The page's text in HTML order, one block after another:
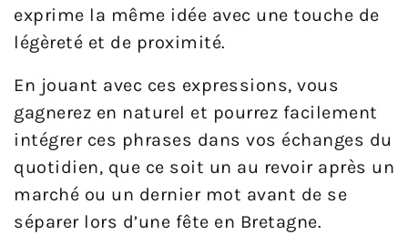
exprime la même idée avec une touche de
légèreté et de proximité.
En jouant avec ces expressions, vous
gagnerez en naturel et pourrez facilement
intégrer ces phrases dans vos échanges du
quotidien, que ce soit un au revoir après un
marché ou un dernier mot avant de se
séparer lors d’une fête en Bretagne.